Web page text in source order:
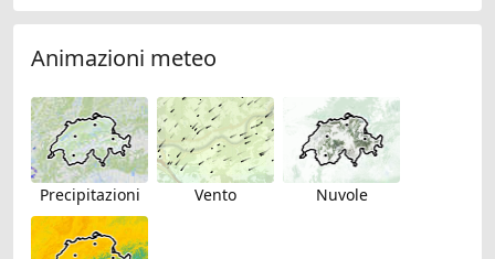
Animazioni meteo
Precipitazioni Vento Nuvole